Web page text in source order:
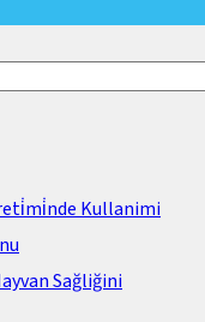
Kullanimi
Sağliğini